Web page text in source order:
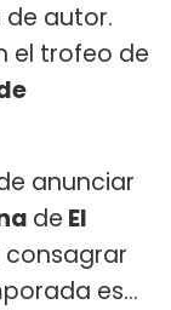
autor.
el trofeo de
anunciar
de El
consagrar
es…